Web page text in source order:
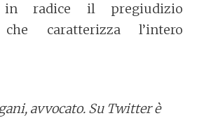
in radice il pregiudizio
caratterizza l’intero
avvocato. Su Twitter è